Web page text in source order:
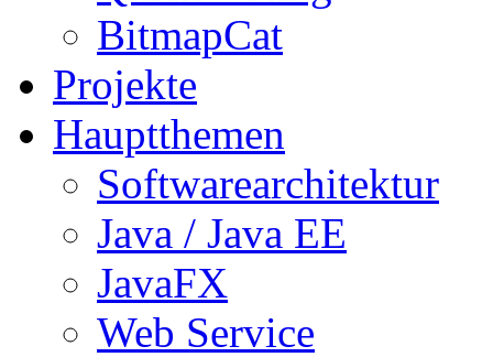
BitmapCat
Projekte
Hauptthemen
Softwarearchitektur
Java / Java EE
JavaFX
Web Service